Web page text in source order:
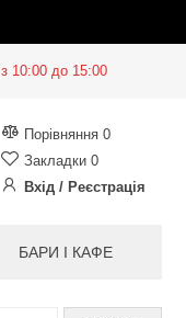
з 10:00 до 15:00
Порівняння 0
Закладки 0
Вхід / Реєстрація
БАРИ І КАФЕ